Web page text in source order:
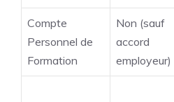
Compte
Personnel de
Formation
Non (sauf
accord
employeur)